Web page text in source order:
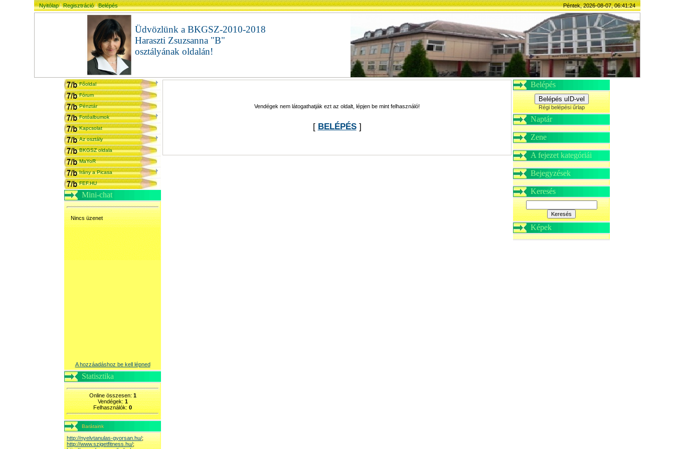
Nyitólap|Regisztráció|Belépés Péntek, 2026-08-07, 06:41:24
Üdvözlünk a BKGSZ-2010-2018
Haraszti Zsuzsanna "B"
osztályának oldalán!
Főoldal
Fórum
Pénztár
Fotóalbumok
Kapcsolat
Az osztály
BKGSZ oldala
MaYoR
Irány a Picasa
FEF.HU
Mini-chat
A hozzáadáshoz be kell lépned
Statisztika
Online összesen:1
Vendégek:1
Felhasználók:0
Barátaink
http://nyelvtanulas-gyorsan.hu/;
http://www.szigetfitness.hu/;
Vendégek nem látogathatják ezt az oldalt, lépjen be mint felhasználó!
[ BELÉPÉS]
Belépés
Belépés uID-vel
Régi belépési űrlap
Naptár
Zene
A fejezet kategóriái
Bejegyzések
Keresés
Képek